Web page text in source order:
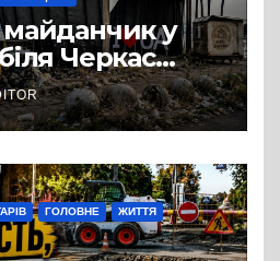
у
Черкас
на занедбане
ГОЛОВНЕ ЖИТТЯ